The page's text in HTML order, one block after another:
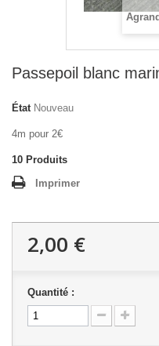
Passepoil blanc
État Nouveau
4m pour 2€
10 Produits
Imprimer
2,00 €
Quantité :